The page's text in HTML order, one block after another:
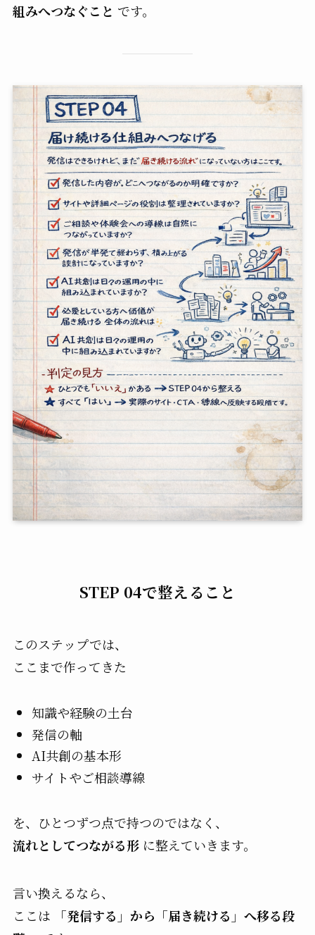
組みへつなぐこと です。
STEP 04で整えること
このステップでは、
ここまで作ってきた
知識や経験の土台
発信の軸
AI共創の基本形
サイトやご相談導線
を、ひとつずつ点で持つのではなく、
流れとしてつながる形に整えていきます。
言い換えるなら、
ここは
「発信する」から「届き続ける」へ移る段